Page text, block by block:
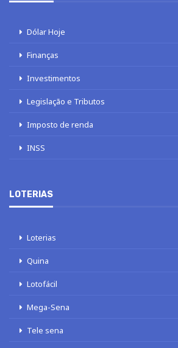
Dólar Hoje
Finanças
Investimentos
Legislação e Tributos
Imposto de renda
INSS
LOTERIAS
Loterias
Quina
Lotofácil
Mega-Sena
Tele sena